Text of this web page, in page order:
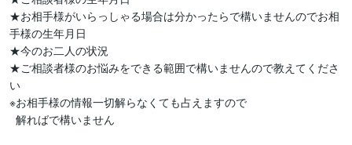
★お相手様がいらっしゃる場合は分かったらで構いませんのでお相
手様の生年月日
★今のお二人の状況
★ご相談者様のお悩みをできる範囲で構いませんので教えてくださ
い
※お相手様の情報一切解らなくても占えますので